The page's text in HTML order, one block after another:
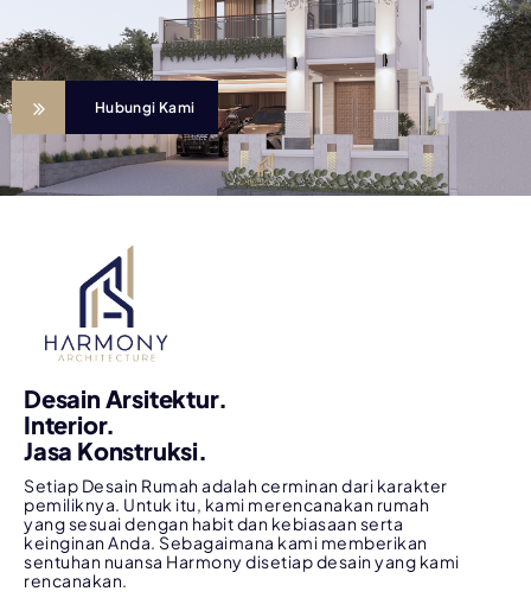
Hubungi Kami
Desain Arsitektur.
Interior.
Jasa Konstruksi.
Setiap Desain Rumah adalah cerminan dari karakter
pemiliknya. Untuk itu, kami merencanakan rumah
yang sesuai dengan habit dan kebiasaan serta
keinginan Anda. Sebagaimana kami memberikan
sentuhan nuansa Harmony disetiap desain yang kami
rencanakan.